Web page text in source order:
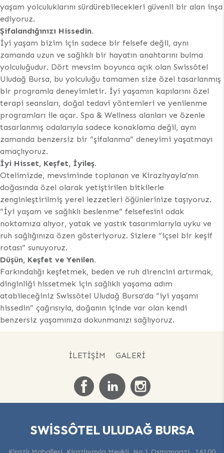
yaşam yolculuklarını sürdürebilecekleri güvenli bir alan inşa
ediyoruz.
Şifalandığınızı Hissedin.
İyi yaşam bizim için sadece bir felsefe değil, aynı
zamanda uzun ve sağlıklı bir hayatın anahtarını bulma
yolculuğudur. Dört mevsim boyunca açık olan Swissôtel
Uludağ Bursa, bu yolculuğu tamamen size özel tasarlanmış
bir programla deneyimletir. İyi yaşamın kapılarını özel
terapi seansları, doğal tedavi yöntemleri ve yenilenme
programları ile açar. Spa & Wellness alanları ve özenle
tasarlanmış odalarıyla sadece konaklama değil, aynı
zamanda benzersiz bir “şifalanma” deneyimi yaşatmayı
amaçlıyoruz.
İyi Hisset, Keşfet, İyileş.
Otelimizde, mevsiminde toplanan ve Kirazlıyayla’nın
doğasında özel olarak yetiştirilen bitkilerle
zenginleştirilmiş yerel lezzetleri öğünlerinize taşıyoruz.
”İyi yaşam ve sağlıklı beslenme” felsefesini odak
noktamıza alıyor, yatak ve yastık tasarımlarıyla uyku ve
ruh sağlığınıza özen gösteriyoruz. Sizlere “içsel bir keşif
rotası” sunuyoruz.
Düşün, Keşfet ve Yenilen.
Farkındalığı keşfetmek, beden ve ruh direncini artırmak,
dinginliği hissetmek için sağlıklı yaşama adım
atabileceğiniz Swissôtel Uludağ Bursa’da ”iyi yaşamı
hissedin” çağrısıyla, doğanın içinde var olan kendi
benzersiz yaşamınıza dokunmanızı sağlıyoruz.
İLETIŞIM GALERI
SWISSÔTEL ULUDAĞ BURSA